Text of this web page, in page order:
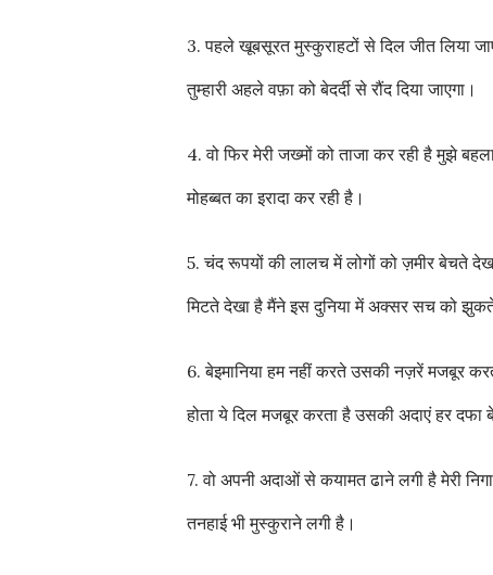
3. पहले खूबसूरत मुस्कुराहटों से दिल जीत लिया
तुम्हारी अहले वफ़ा को बेदर्दी से रौंद दिया जाएगा।
4. वो फिर मेरी जख्मों को ताजा कर रही है मुझे
मोहब्बत का इरादा कर रही है।
5. चंद रूपयों की लालच में लोगों को ज़मीर बेचते
मिटते देखा है मैंने इस दुनिया में अक्सर सच को
6. बेइमानिया हम नहीं करते उसकी नज़रें मजबूर
होता ये दिल मजबूर करता है उसकी अदाएं हर दफा
7. वो अपनी अदाओं से कयामत ढाने लगी है मेरी
तनहाई भी मुस्कुराने लगी है।